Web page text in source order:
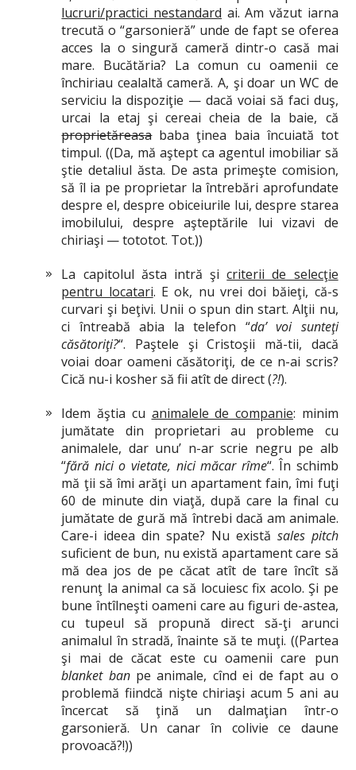
lucruri/practici nestandard ai. Am văzut iarna
trecută o “garsonieră” unde de fapt se oferea
acces la o singură cameră dintr-o casă mai
mare. Bucătăria? La comun cu oamenii ce
închiriau cealaltă cameră. A, şi doar un WC de
serviciu la dispoziţie — dacă voiai să faci duş,
urcai la etaj şi cereai cheia de la baie, că
proprietăreasababa ţinea baia încuiată tot
timpul. ((Da, mă aştept ca agentul imobiliar să
ştie detaliul ăsta. De asta primeşte comision,
să îl ia pe proprietar la întrebări aprofundate
despre el, despre obiceiurile lui, despre starea
imobilului, despre aşteptările lui vizavi de
chiriaşi — tototot. Tot.))
La capitolul ăsta intră şicriterii de selecţie
pentru locatari. E ok, nu vrei doi băieţi, că-s
curvari şi beţivi. Unii o spun din start. Alţii nu,
ci întreabă abia la telefon “da’ voi sunteţi
căsătoriţi?“. Paştele şi Cristoşii mă-tii, dacă
voiai doar oameni căsătoriţi, de ce n-ai scris?
Cică nu-i kosher să fii atît de direct (?!).
Idem ăştia cu animalele de companie: minim
jumătate din proprietari au probleme cu
animalele, dar unu’ n-ar scrie negru pe alb
“fără nici o vietate, nici măcar rîme“. În schimb
mă ţii să îmi arăţi un apartament fain, îmi fuţi
60 de minute din viaţă, după care la final cu
jumătate de gură mă întrebi dacă am animale.
Care-i ideea din spate? Nu există sales pitch
suficient de bun, nu există apartament care să
mă dea jos de pe căcat atît de tare încît să
renunţ la animal ca să locuiesc fix acolo. Şi pe
bune întîlneşti oameni care au figuri de-astea,
cu tupeul să propună direct să-ţi arunci
animalul în stradă, înainte să te muţi. ((Partea
şi mai de căcat este cu oamenii care pun
blanket banpe animale, cînd ei de fapt au o
problemă fiindcă nişte chiriaşi acum 5 ani au
încercat să ţină un dalmaţian într-o
garsonieră. Un canar în colivie ce daune
provoacă?!))